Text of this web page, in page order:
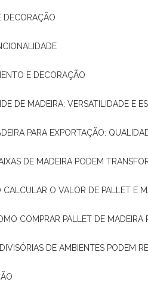
DECORAÇÃO
E DECORAÇÃO
DE MADEIRA: VERSATILIDADE E
PARA EXPORTAÇÃO:
DE MADEIRA PODEM
CALCULAR O VALOR DE PALLET E
COMPRAR PALLET DE MADEIRA
DIVISÓRIAS DE AMBIENTES PODEM